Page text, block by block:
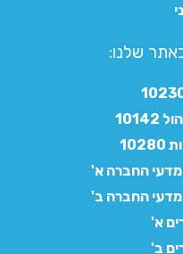
שלנו:​
החברה א'
החברה ב'
א'
ב'